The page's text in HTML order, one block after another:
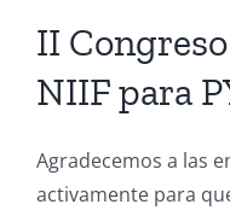
II
NIIF para
Agradecemos a las
activamente para